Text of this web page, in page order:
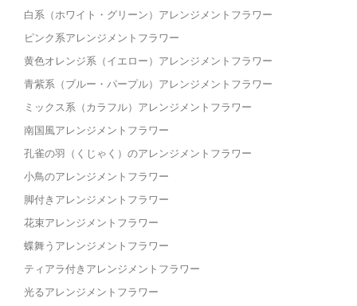
白系（ホワイト・グリーン）アレンジメントフラワー
ピンク系アレンジメントフラワー
黄色オレンジ系（イエロー）アレンジメントフラワー
青紫系（ブルー・パープル）アレンジメントフラワー
ミックス系（カラフル）アレンジメントフラワー
南国風アレンジメントフラワー
孔雀の羽（くじゃく）のアレンジメントフラワー
小鳥のアレンジメントフラワー
脚付きアレンジメントフラワー
花束アレンジメントフラワー
蝶舞うアレンジメントフラワー
ティアラ付きアレンジメントフラワー
光るアレンジメントフラワー